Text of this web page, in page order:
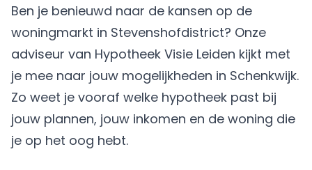
Ben je benieuwd naar de kansen op de
woningmarkt in Stevenshofdistrict? Onze
adviseur van Hypotheek Visie Leiden kijkt met
je mee naar jouw mogelijkheden in Schenkwijk.
Zo weet je vooraf welke hypotheek past bij
jouw plannen, jouw inkomen en de woning die
je op het oog hebt.